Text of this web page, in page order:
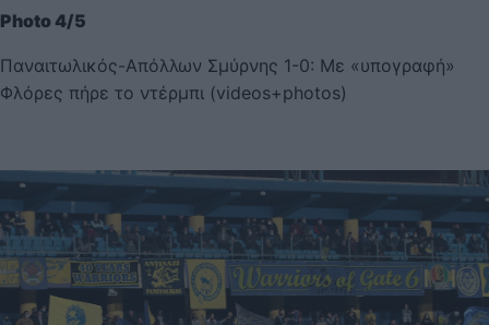
Photo 4/5
Παναιτωλικός-Απόλλων Σμύρνης 1-0: Με «υπογραφή»
Φλόρες πήρε το ντέρμπι (videos+photos)